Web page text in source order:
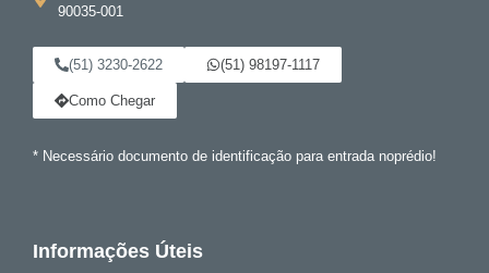
90035-001
(51) 3230-2622 (51) 98197-1117
Como Chegar
* Necessário documento de identificação para entrada noprédio!
Informações Úteis